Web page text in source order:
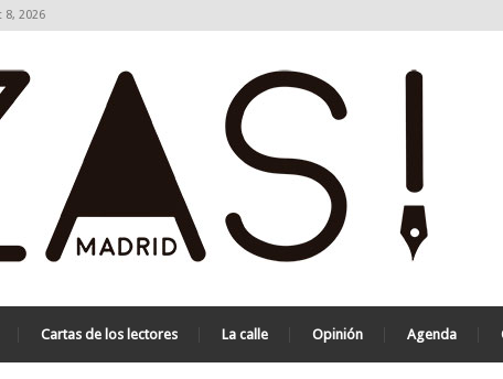
8, 2026
Cartas de los lectores La calle Opinión Agenda